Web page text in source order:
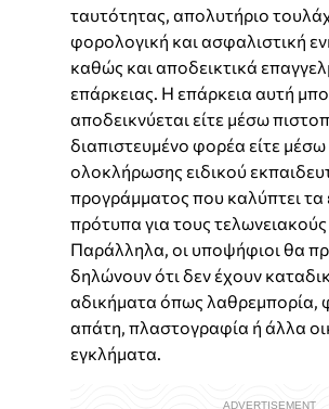
ταυτότητας, απολυτήριο
φορολογική και ασφαλιστική
καθώς και αποδεικτικά
επάρκειας. Η επάρκεια αυτή
αποδεικνύεται είτε μέσω
διαπιστευμένο φορέα είτε μέσω
ολοκλήρωσης ειδικού
προγράμματος που καλύπτει τα
πρότυπα για τους
Παράλληλα, οι υποψήφιοι θα
δηλώνουν ότι δεν έχουν
αδικήματα όπως λαθρεμπορία,
απάτη, πλαστογραφία ή άλλα
εγκλήματα.